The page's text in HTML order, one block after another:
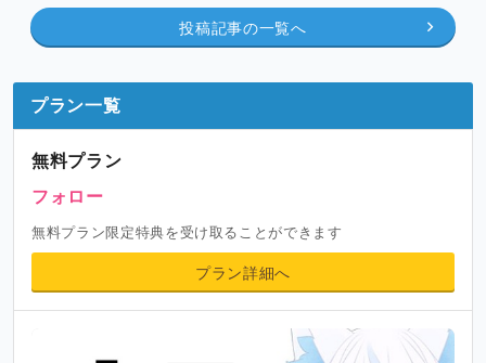
投稿記事の一覧へ
プラン一覧
無料プラン
フォロー
無料プラン限定特典を受け取ることができます
プラン詳細へ